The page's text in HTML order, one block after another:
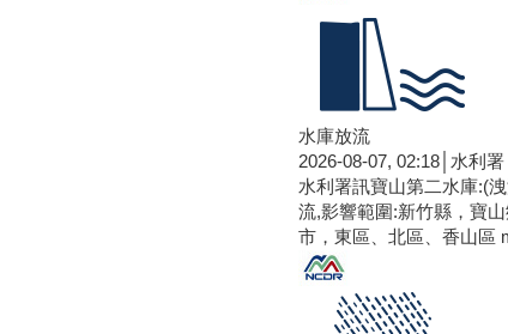
水庫放流
2026-08-07, 02:18│水利署
水利署訊寶山第二水庫:(
流,影響範圍:新竹縣，寶
市，東區、北區、香山區